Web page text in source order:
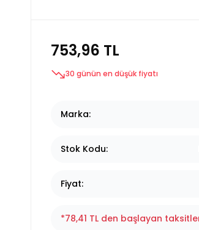
753,96 TL
30 günün en düşük fiyatı
Marka
Stok Kodu
Fiyat
*78,41 TL den başlayan